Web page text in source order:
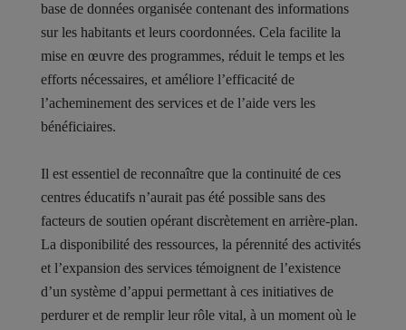
base de données organisée contenant des informations
sur les habitants et leurs coordonnées. Cela facilite la
mise en œuvre des programmes, réduit le temps et les
efforts nécessaires, et améliore l’efficacité de
l’acheminement des services et de l’aide vers les
bénéficiaires.
Il est essentiel de reconnaître que la continuité de ces
centres éducatifs n’aurait pas été possible sans des
facteurs de soutien opérant discrètement en arrière-plan.
La disponibilité des ressources, la pérennité des activités
et l’expansion des services témoignent de l’existence
d’un système d’appui permettant à ces initiatives de
perdurer et de remplir leur rôle vital, à un moment où le